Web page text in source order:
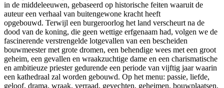
in de middeleeuwen, gebaseerd op historische feiten waaruit de
auteur een verhaal van buitengewone kracht heeft
opgebouwd. Terwijl een burgeroorlog het land verscheurt na de
dood van de koning, die geen wettige erfgenaam had, volgen we de
fascinerende verstrengelde lotgevallen van een bescheiden
bouwmeester met grote dromen, een behendige wees met een groot
geheim, een gevallen en wraakzuchtige dame en een charismatische
en ambitieuze priester gedurende een periode van vijftig jaar waarin
een kathedraal zal worden gebouwd. Op het menu: passie, liefde,
geloof, drama, wraak, verraad, gevechten, geheimen, bouwplaatsen,